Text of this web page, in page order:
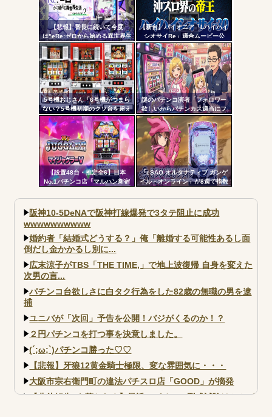
【悲報】番長に続いて今度
は”eRe:ゼロから始める異世界生
活2”で不正基板が発見された模
様…関係者さん「中古購入は控
えた方がいいと思います」
【新台】パイオニア「Lハイハイ
シオサイRe」適合ムービー公
開！沖スロ界の帝王がスマスロ
ATで復活
5号機おじさん「6号機がつまら
ない？5号機初期のクソ台を超え
る事は絶対に無理」
謎のパチンコ演者「フォロワー
欲しいからパチンカス適当にフ
ォローしよう」「フォロー返し
て来ないやつリムろ」←これで
何回もフォローしてくるのウザ
がられてますよ
【設置48台・推定全6】日本
No.1パチンコ店「マルハン新宿
ー、とんでもない事になるｗｗ
ｗｗｗ
「eSAO オルタナティブ ガンゲ
イル・オンライン」が8週で指数
阪神10-5DeNAで阪神打線爆発で3タテ阻止に成功
wwwwwwwwww
婚約者「結婚式どうする？」俺「離婚する可能性あるし面
倒だし金かかるし別に...
広末涼子がTBS「THE TIME,」で地上波復帰 自身を変えた
次男の言...
パチンコ台欲しさに白タク行為をした82歳の無職の男を逮
捕
ユニバが「次回」予告を公開！バジがくるのか！？
２円パチンコを打つ事を決意しました。
(´;ω;`)パチンコ勝った♡♡
【悲報】牙狼12黄金騎士極限、変な雰囲気に・・・
大阪市宗右衛門町の違法パチスロ店「GOOD」が摘発
【北斗転生2も落ちた？】最近のパチスロ型式試験はミミズ